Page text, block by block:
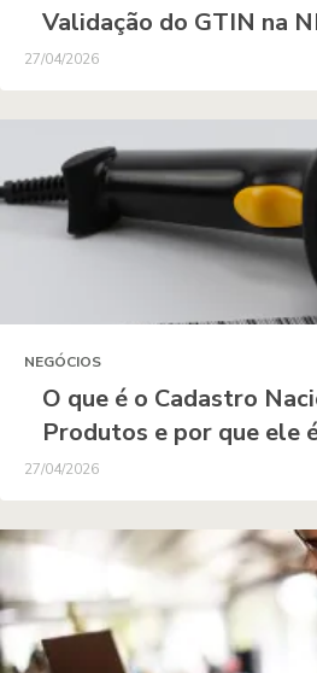
Validação do GTIN na
27/04/2026
NEGÓCIOS
O que é o Cadastro
Produtos e por que ele
27/04/2026